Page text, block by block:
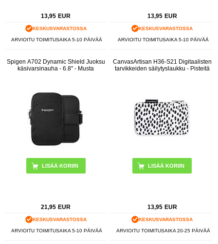
13,95 EUR
KESKUSVARASTOSSA
ARVIOITU TOIMITUSAIKA 5-10 PÄIVÄÄ
13,95 EUR
KESKUSVARASTOSSA
ARVIOITU TOIMITUSAIKA 5-10 PÄIVÄÄ
Spigen A702 Dynamic Shield Juoksu
käsivarsinauha - 6.8" - Musta
21,95 EUR
KESKUSVARASTOSSA
ARVIOITU TOIMITUSAIKA 5-10 PÄIVÄÄ
CanvasArtisan H36-S21 Digitaalisten
tarvikkeiden säilytyslaukku - Pisteitä
13,95 EUR
KESKUSVARASTOSSA
ARVIOITU TOIMITUSAIKA 20-25 PÄIVÄÄ